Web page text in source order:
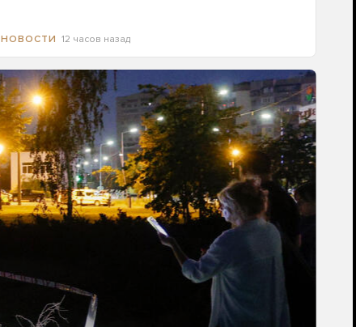
НОВОСТИ 12 часов назад